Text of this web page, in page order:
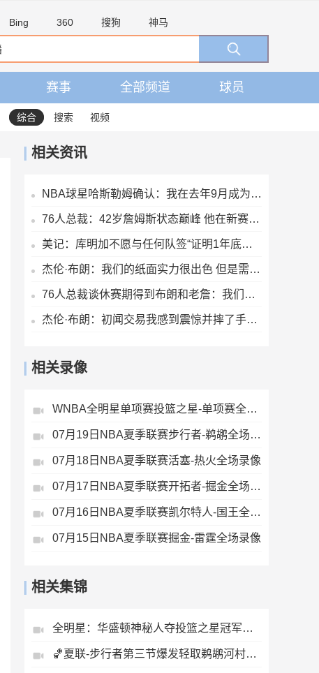
Bing 360 搜狗 神马
赛事 全部频道 球员
综合 搜索 视频
相关资讯
NBA球星哈斯勒姆确认：我在去年9月成为伊普斯维奇少数股东
76人总裁：42岁詹姆斯状态巅峰 他在新赛季能打出MVP级别的表现
美记：库明加不愿与任何队签“证明1年底薪” 湖人仍是热门下家
杰伦·布朗：我们的纸面实力很出色 但是需要磨合才能兑现天赋
76人总裁谈休赛期得到布朗和老詹：我们努力争取 并达成理想运作
杰伦·布朗：初闻交易我感到震惊并摔了手机 马克西第一个联系我
相关录像
WNBA全明星单项赛投篮之星-单项赛全场录像
07月19日NBA夏季联赛步行者-鹈鹕全场录像
07月18日NBA夏季联赛活塞-热火全场录像
07月17日NBA夏季联赛开拓者-掘金全场录像
07月16日NBA夏季联赛凯尔特人-国王全场录像
07月15日NBA夏季联赛掘金-雷霆全场录像
相关集锦
全明星：华盛顿神秘人夺投篮之星冠军！福德夺得三分大赛冠军！
🏀夏联-步行者第三节爆发轻取鹈鹕河村勇辉5+5+12斯劳森22分